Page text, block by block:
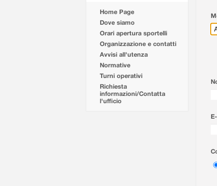
Home Page
Dove siamo
Orari apertura sportelli
Organizzazione e contatti
Avvisi all'utenza
Normative
Turni operativi
Richiesta
informazioni/Contatta
l'ufficio